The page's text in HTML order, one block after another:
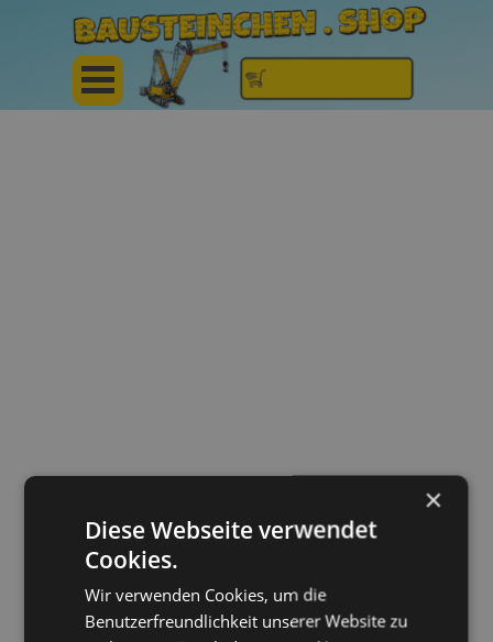
×
Diese Webseite verwendet
Cookies.
Wir verwenden Cookies, um die
Benutzerfreundlichkeit unserer Website zu